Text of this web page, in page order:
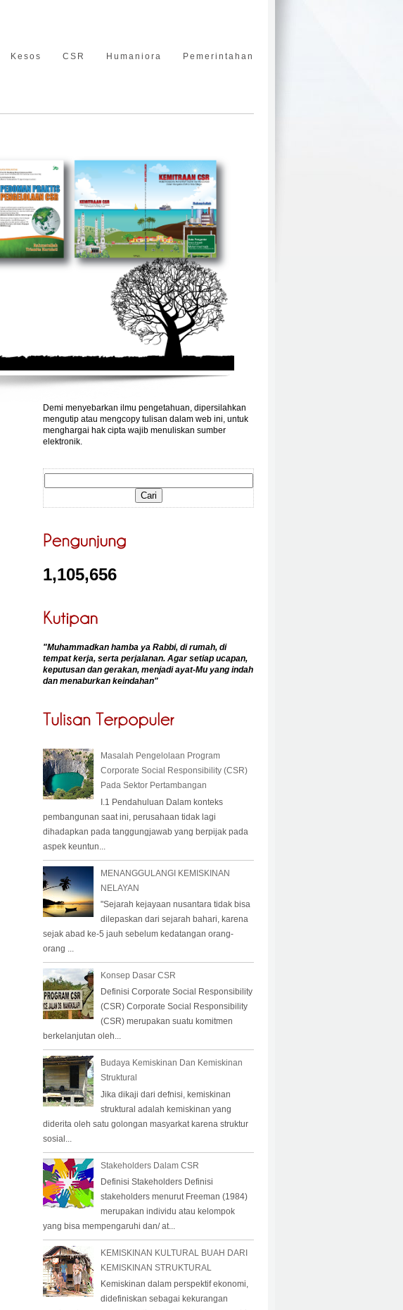
Kesos CSR Humaniora Pemerintahan
Demi menyebarkan ilmu pengetahuan, dipersilahkan
mengutip atau mengcopy tulisan dalam web ini, untuk
menghargai hak cipta wajib menuliskan sumber
elektronik.
1,105,656
"Muhammadkan hamba ya Rabbi, di rumah, di
tempat kerja, serta perjalanan. Agar setiap ucapan,
keputusan dan gerakan, menjadi ayat-Mu yang indah
dan menaburkan keindahan"
Masalah Pengelolaan Program
Corporate Social Responsibility (CSR)
Pada Sektor Pertambangan
I.1 Pendahuluan Dalam konteks
pembangunan saat ini, perusahaan tidak lagi
dihadapkan pada tanggungjawab yang berpijak pada
aspek keuntun...
MENANGGULANGI KEMISKINAN
NELAYAN
"Sejarah kejayaan nusantara tidak bisa
dilepaskan dari sejarah bahari, karena
sejak abad ke-5 jauh sebelum kedatangan orang-
orang ...
Konsep Dasar CSR
Definisi Corporate Social Responsibility
(CSR) Corporate Social Responsibility
(CSR) merupakan suatu komitmen
berkelanjutan oleh...
Budaya Kemiskinan Dan Kemiskinan
Struktural
Jika dikaji dari defnisi, kemiskinan
struktural adalah kemiskinan yang
diderita oleh satu golongan masyarkat karena struktur
sosial...
Stakeholders Dalam CSR
Definisi Stakeholders Definisi
stakeholders menurut Freeman (1984)
merupakan individu atau kelompok
yang bisa mempengaruhi dan/ at...
KEMISKINAN KULTURAL BUAH DARI
KEMISKINAN STRUKTURAL
Kemiskinan dalam perspektif ekonomi,
didefiniskan sebagai kekurangan